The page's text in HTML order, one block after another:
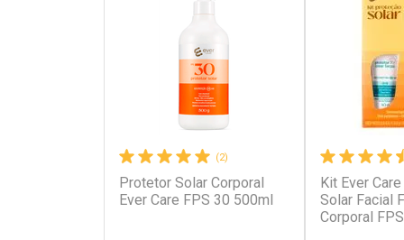
Ativar Desconto Ativar
(2)
Protetor Solar Corporal
Ever Care FPS 30 500ml
Kit Ever
Solar Facial
Corporal